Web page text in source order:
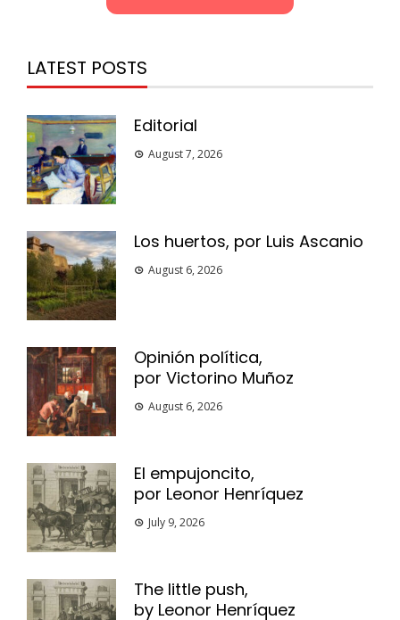
LATEST POSTS
Editorial
August 7, 2026
Los huertos, por Luis Ascanio
August 6, 2026
Opinión política,
por Victorino Muñoz
August 6, 2026
El empujoncito,
por Leonor Henríquez
July 9, 2026
The little push,
by Leonor Henríquez